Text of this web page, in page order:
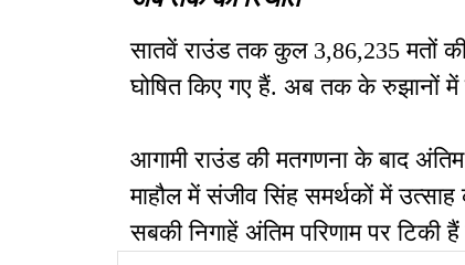
सातवें राउंड तक कुल 3,86,235 मतों
घोषित किए गए हैं. अब तक के रुझानों में
आगामी राउंड की मतगणना के बाद
माहौल में संजीव सिंह समर्थकों में
सबकी निगाहें अंतिम परिणाम पर